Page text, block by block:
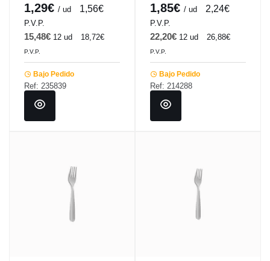
1,29€ / ud 1,56€
P.V.P.
15,48€ 12 ud 18,72€
P.V.P.
Bajo Pedido
Ref: 235839
1,85€ / ud 2,24€
P.V.P.
22,20€ 12 ud 26,88€
P.V.P.
Bajo Pedido
Ref: 214288